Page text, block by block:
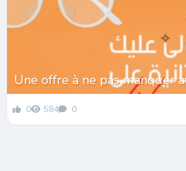
Une offre à ne pas manquer
0 584 0